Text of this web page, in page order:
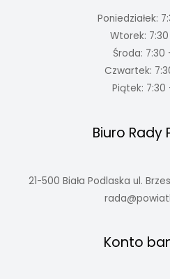
Poniedziałek:
Wtorek: 7:30
Środa: 7:30
Czwartek:
Piątek: 7:30
Biuro Rady
21-500 Biała Podlaska ul.
Konto